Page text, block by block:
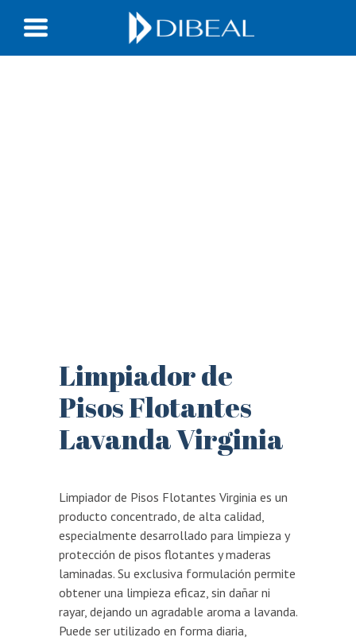
Limpiador de
Pisos Flotantes
Lavanda Virginia
Limpiador de Pisos Flotantes Virginia es un
producto concentrado, de alta calidad,
especialmente desarrollado para limpieza y
protección de pisos flotantes y maderas
laminadas. Su exclusiva formulación permite
obtener una limpieza eficaz, sin dañar ni
rayar, dejando un agradable aroma a lavanda.
Puede ser utilizado en forma diaria,